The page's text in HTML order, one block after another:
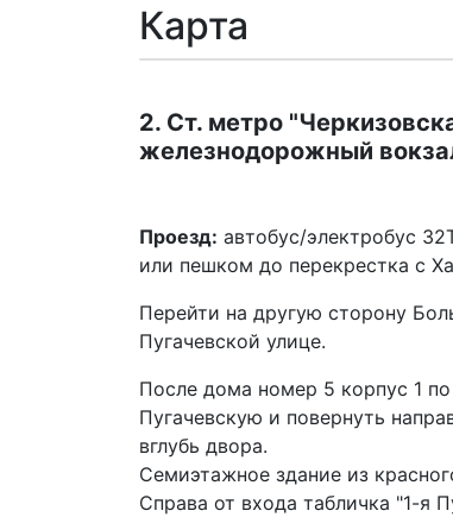
Карта
2. Ст. метро
железнодорожный
Проезд: автобус/электробус
или пешком до перекрестка с
Перейти на другую сторону
Пугачевской улице.
После дома номер 5 корпус 1
Пугачевскую и повернуть
вглубь двора.
Семиэтажное здание из
Справа от входа табличка "1-я